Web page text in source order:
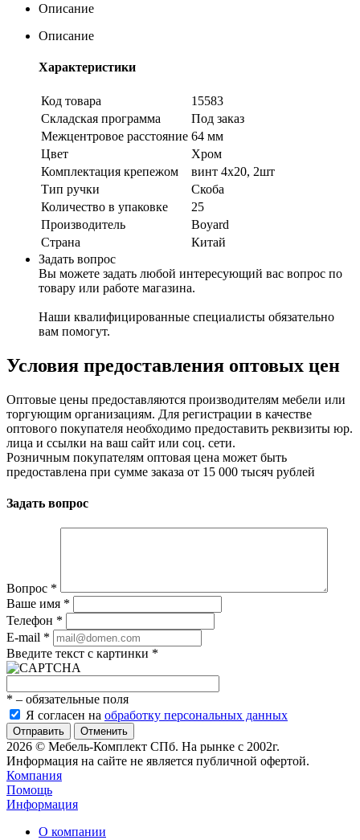
Описание
Описание
Характеристики
Код товара
15583
Складская программа
Под заказ
Межцентровое расстояние 64 мм
Цвет
Хром
Комплектация крепежом
винт 4х20, 2шт
Тип ручки
Скоба
Количество в упаковке
25
Производитель
Boyard
Страна
Китай
Задать вопрос
Вы можете задать любой интересующий вас вопрос по
товару или работе магазина.
Наши квалифицированные специалисты обязательно
вам помогут.
Условия предоставления оптовых цен
Оптовые цены предоставляются производителям мебели или
торгующим организациям. Для регистрации в качестве
оптового покупателя необходимо предоставить реквизиты юр.
лица и ссылки на ваш сайт или соц. сети.
Розничным покупателям оптовая цена может быть
предоставлена при сумме заказа от 15 000 тысяч рублей
Задать вопрос
Вопрос *
Ваше имя *
Телефон *
E-mail *
Введите текст с картинки *
* – обязательные поля
Я согласен на обработку персональных данных
Отменить
2026 © Мебель-Комплект СПб. На рынке с 2002г.
Информация на сайте не является публичной офертой.
Компания
Помощь
Информация
О компании